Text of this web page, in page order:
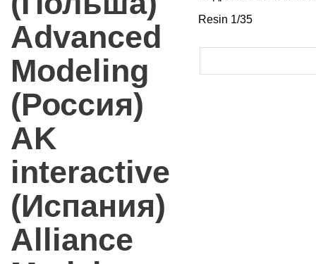
Advanced
Modeling
(Россия)
AK
interactive
(Испания)
Alliance
Resin 1/35